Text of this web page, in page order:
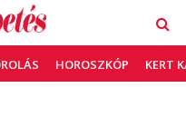
HOROSZKÓP KERT